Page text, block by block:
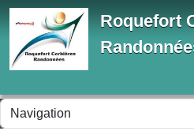
Roquefort
Panneau de gestion des cookies